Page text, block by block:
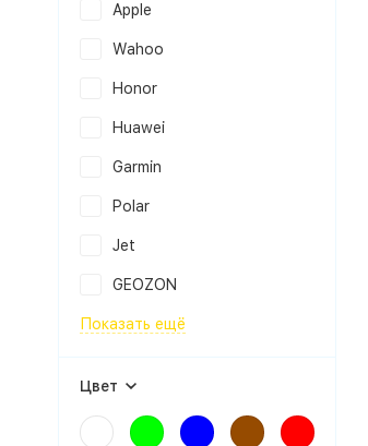
Apple
Wahoo
Honor
Huawei
Garmin
Polar
Jet
GEOZON
Показать ещё
Цвет